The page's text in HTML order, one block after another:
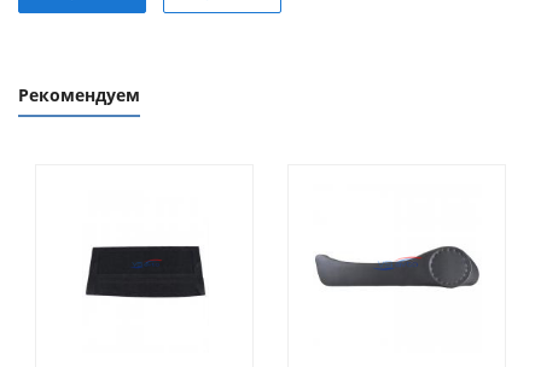
Рекомендуем